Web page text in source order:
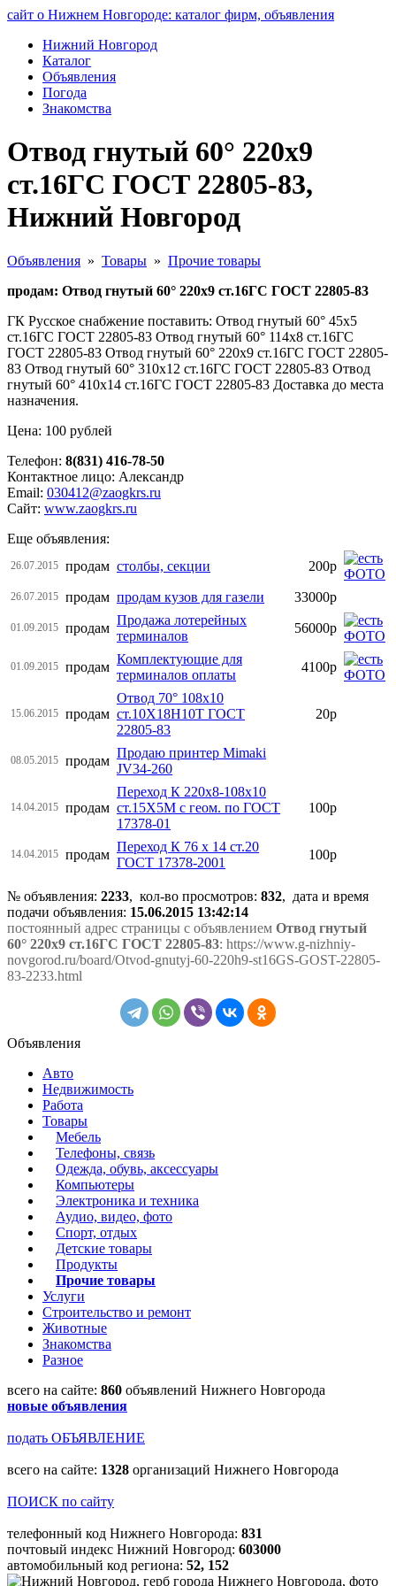
сайт о Нижнем Новгороде: каталог фирм, объявления
Нижний Новгород
Каталог
Объявления
Погода
Знакомства
Отвод гнутый 60° 220х9
ст.16ГС ГОСТ 22805-83,
Нижний Новгород
Объявления » Товары » Прочие товары
продам: Отвод гнутый 60° 220х9 ст.16ГС ГОСТ 22805-83
ГК Русское снабжение поставить: Отвод гнутый 60° 45х5
ст.16ГС ГОСТ 22805-83 Отвод гнутый 60° 114х8 ст.16ГС
ГОСТ 22805-83 Отвод гнутый 60° 220х9 ст.16ГС ГОСТ 22805-
83 Отвод гнутый 60° 310х12 ст.16ГС ГОСТ 22805-83 Отвод
гнутый 60° 410х14 ст.16ГС ГОСТ 22805-83 Доставка до места
назначения.
Цена: 100 рублей
Телефон: 8(831) 416-78-50
Контактное лицо: Александр
Email: 030412@zaogkrs.ru
Сайт: www.zaogkrs.ru
Еще объявления:
26.07.2015 продам столбы, секции 200р
26.07.2015 продам продам кузов для газели 33000р
01.09.2015 продам
Продажа лотерейных
терминалов
56000р
01.09.2015 продам
Комплектующие для
терминалов оплаты
4100р
15.06.2015 продам
Отвод 70° 108х10
ст.10Х18Н10Т ГОСТ
22805-83
20р
08.05.2015 продам
Продаю принтер Mimaki
JV34-260
14.04.2015 продам
Переход К 220х8-108х10
ст.15Х5М с геом. по ГОСТ
17378-01
100р
14.04.2015 продам
Переход К 76 х 14 ст.20
ГОСТ 17378-2001
100р
№ объявления: 2233, кол-во просмотров: 832, дата и время
подачи объявления: 15.06.2015 13:42:14
постоянный адрес страницы с объявлением Отвод гнутый
60° 220х9 ст.16ГС ГОСТ 22805-83: https://www.g-nizhniy-
novgorod.ru/board/Otvod-gnutyj-60-220h9-st16GS-GOST-22805-
83-2233.html
Объявления
Авто
Недвижимость
Работа
Товары
Мебель
Телефоны, связь
Одежда, обувь, аксессуары
Компьютеры
Электроника и техника
Аудио, видео, фото
Спорт, отдых
Детские товары
Продукты
Прочие товары
Услуги
Строительство и ремонт
Животные
Знакомства
Разное
всего на сайте: 860 объявлений Нижнего Новгорода
новые объявления
подать ОБЪЯВЛЕНИЕ
всего на сайте: 1328 организаций Нижнего Новгорода
ПОИСК по сайту
телефонный код Нижнего Новгорода: 831
почтовый индекс Нижний Новгород: 603000
автомобильный код региона: 52, 152